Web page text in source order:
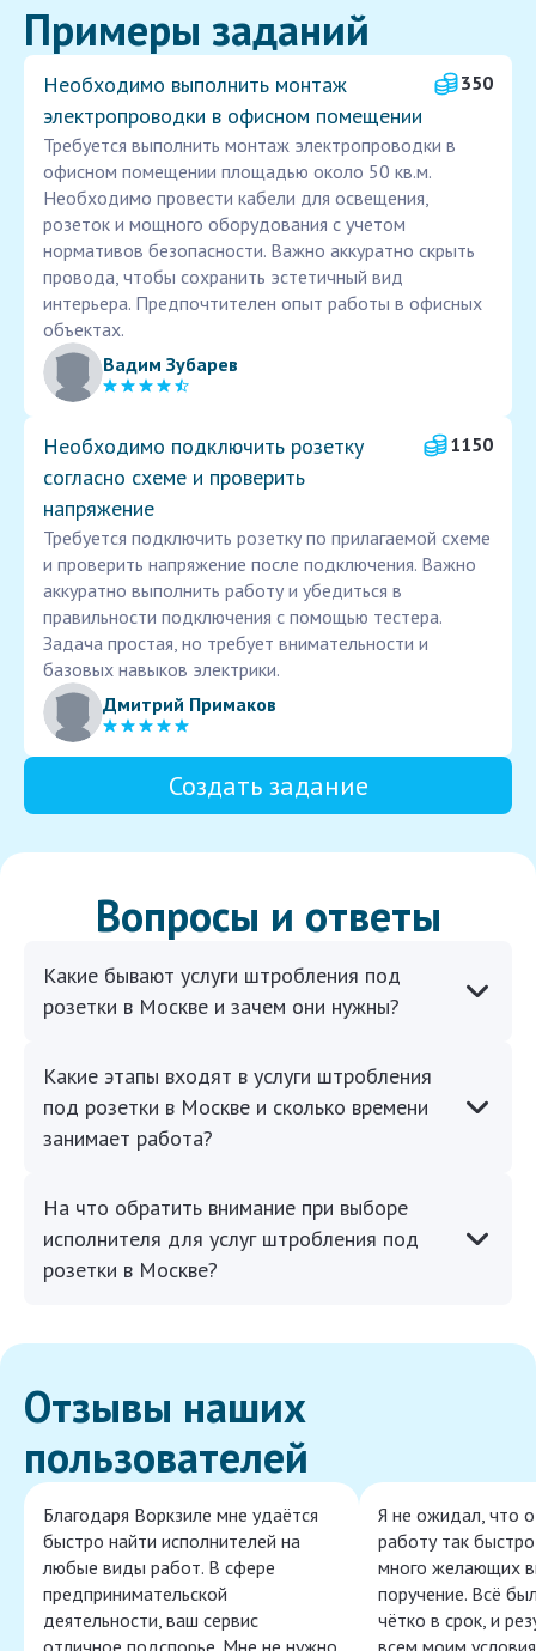
Примеры заданий
Необходимо выполнить монтаж
электропроводки в офисном помещении
350
Требуется выполнить монтаж электропроводки в
офисном помещении площадью около 50 кв.м.
Необходимо провести кабели для освещения,
розеток и мощного оборудования с учетом
нормативов безопасности. Важно аккуратно скрыть
провода, чтобы сохранить эстетичный вид
интерьера. Предпочтителен опыт работы в офисных
объектах.
Вадим Зубарев
Необходимо подключить розетку
согласно схеме и проверить
напряжение
1150
Требуется подключить розетку по прилагаемой схеме
и проверить напряжение после подключения. Важно
аккуратно выполнить работу и убедиться в
правильности подключения с помощью тестера.
Задача простая, но требует внимательности и
базовых навыков электрики.
Дмитрий Примаков
Создать задание
Вопросы и ответы
Какие бывают услуги штробления под
розетки в Москве и зачем они нужны?
Какие этапы входят в услуги штробления
под розетки в Москве и сколько времени
занимает работа?
На что обратить внимание при выборе
исполнителя для услуг штробления под
розетки в Москве?
Отзывы наших
пользователей
Благодаря Воркзиле мне удаётся
быстро найти исполнителей на
любые виды работ. В сфере
предпринимательской
деятельности, ваш сервис
Я не ожидал, что
работу так
много желающих
поручение. Всё
чётко в срок, и